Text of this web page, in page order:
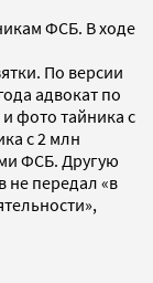
ФСБ. В ходе
По версии
адвокат по
фото тайника с
с 2 млн
ФСБ. Другую
не передал «в